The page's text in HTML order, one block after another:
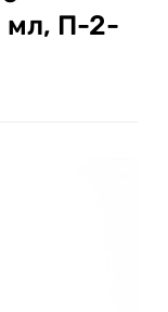
мл, П-2-